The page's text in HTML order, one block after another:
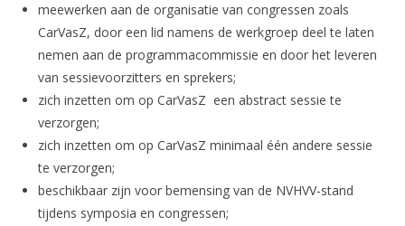
meewerken aan de organisatie van congressen zoals
CarVasZ, door een lid namens de werkgroep deel te laten
nemen aan de programmacommissie en door het leveren
van sessievoorzitters en sprekers;
zich inzetten om op CarVasZ een abstract sessie te
verzorgen;
zich inzetten om op CarVasZ minimaal één andere sessie
te verzorgen;
beschikbaar zijn voor bemensing van de NVHVV-stand
tijdens symposia en congressen;